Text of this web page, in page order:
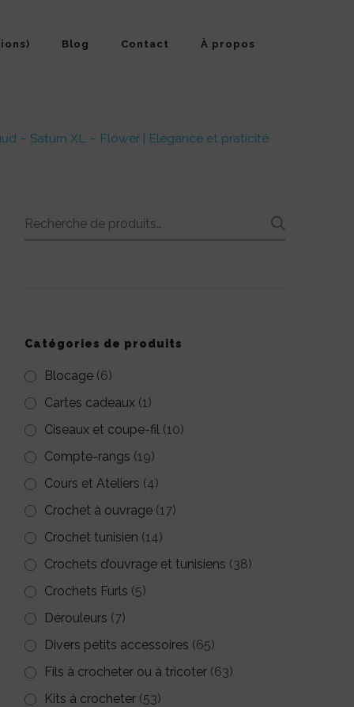
Blog Contact À propos
– Saturn XL – Flower | Élégance et praticité
Recherche
Catégories de produits
Blocage (6)
Cartes cadeaux (1)
Ciseaux et coupe-fil (10)
Compte-rangs (19)
Cours et Ateliers (4)
Crochet à ouvrage (17)
Crochet tunisien (14)
Crochets d’ouvrage et tunisiens (38)
Crochets Furls (5)
Dérouleurs (7)
Divers petits accessoires (65)
Fils à crocheter ou à tricoter (63)
Kits à crocheter (53)